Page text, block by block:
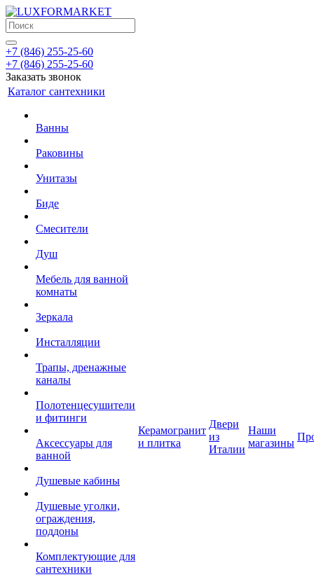
+7 (846) 255-25-60
+7 (846) 255-25-60
Заказать звонок
Каталог сантехники
Ванны
Раковины
Унитазы
Биде
Смесители
Душ
Мебель для ванной
комнаты
Зеркала
Инсталляции
Трапы, дренажные
каналы
Полотенцесушители
и фитинги
Аксессуары для
ванной
Душевые кабины
Душевые уголки,
ограждения,
поддоны
Комплектующие для
сантехники
Керамогранит
и плитка
Двери
из
Италии
Наши
магазины